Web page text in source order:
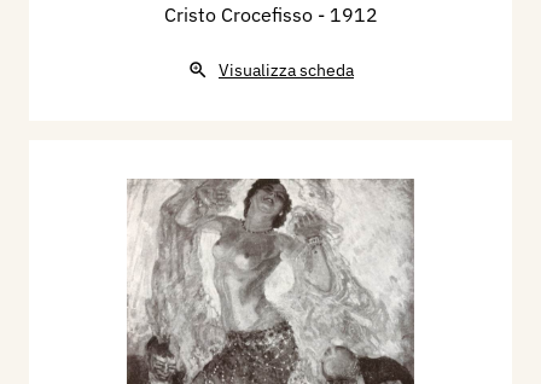
Cristo Crocefisso - 1912
Visualizza scheda